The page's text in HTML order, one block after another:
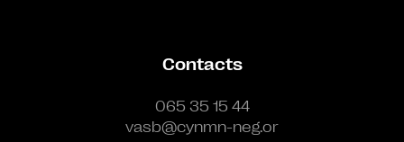
Contacts
065 35 15 44
vasb@cynmn-neg.or